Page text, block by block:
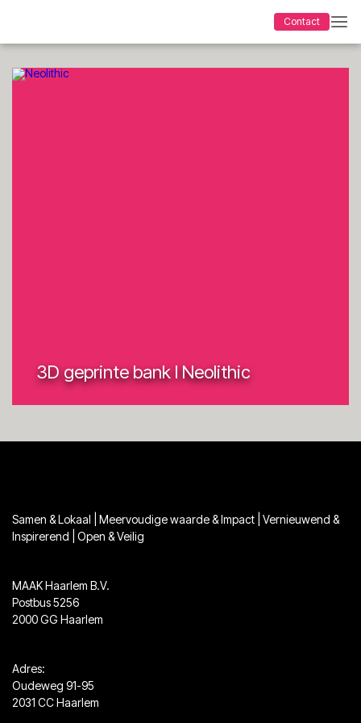
Contact
3D geprinte bank I Neolithic
Samen & Lokaal | Meervoudige waarde & Impact | Vernieuwend &
Inspirerend | Open & Veilig
MAAK Haarlem B.V.
Postbus 5256
2000 GG Haarlem
Adres:
Oudeweg 91-95
2031 CC Haarlem